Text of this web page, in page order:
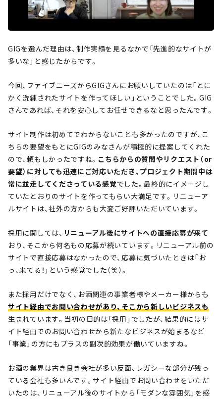
GIGを選んだ理由は、制作実績を見るなかで「先進的なサイトが
多いな」と感じたからです。
今回、ファイブニーズからGIGさんにお願いしていたのは「とに
かく洗練されたサイトを作ってほしい」ということでした。GIG
さんであれば、それを安心してお任せできるなと思ったんです。
サイト制作は初めてでわからないことも多かったのですが、こ
ちらの要望をもとにGIGのみなさんが積極的に提案してくれた
ので、頼もしかったですね。 こちらからの質問やリクエスト（or
要望）に対しても迅速にご対応いただき、プロジェクト期間中は
常に並走してくださっている感覚でした。最終的にイメージし
ていたとおりのサイトを作ってもらい大満足です。リニューア
ルサイトは、社外の方からも大変ご好評いただいています。
採用に関しては、 リニューアル後にサイトへの直接応募が来て
おり、そこから何名もの応募が続いています。リニューアル前の
サイトで直接応募はなかったので、応募に気づいたときは「お
っ、来てる！」という感覚でした（笑）。
また採用だけでなく、お酒関連の事業者様やメーカー様からも
サイト経由でお問い合わせがあり、そこから新しいビジネスも
生まれています。当初の目的は「採用」でしたが、結果的にはサ
イト経由でのお問い合わせから新たなビジネスが始まるなど
「事業」の方にもプラスの副次的効果が働いていますね。
お酒の業界は古き良き会社が多い反面、レガシーな部分が残っ
ている会社も多いんです。サイト経由でお問い合わせをいただ
いたのは、リニューアル後のサイトから「モダンな雰囲気」を感